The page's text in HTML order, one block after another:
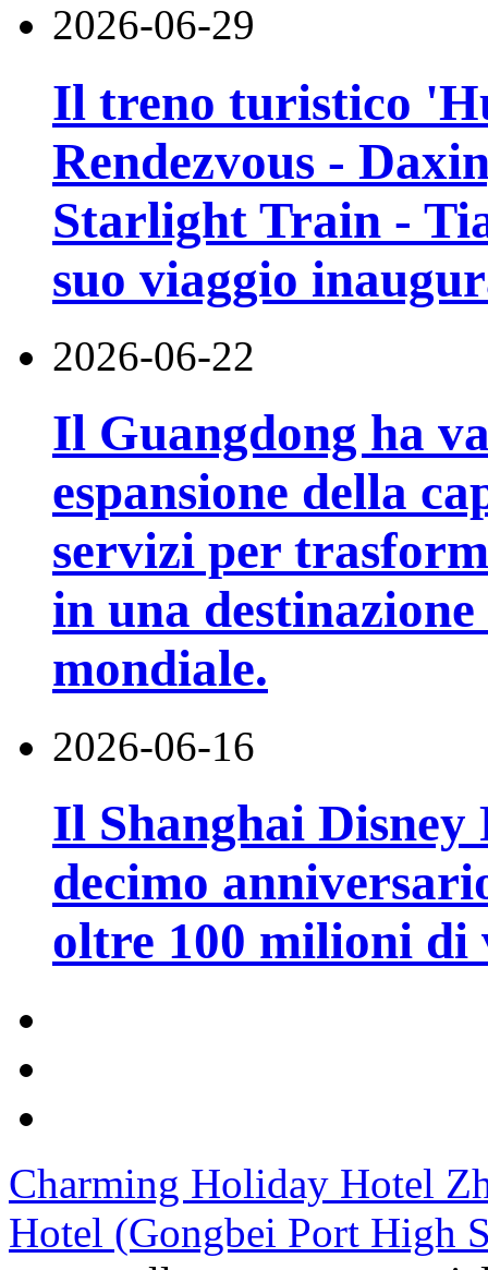
2026-06-29
Il treno turistico
Rendezvous -
Starlight Train -
suo viaggio
2026-06-22
Il Guangdong ha
espansione della
servizi per
in una
mondiale.
2026-06-16
Il Shanghai Disney
decimo
oltre 100 milioni
Charming Holiday Hotel
Hotel (Gongbei Port High